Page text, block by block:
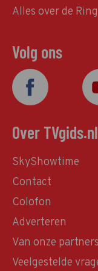
Alles over de Ring
Volg ons
Over TVgids.nl
SkyShowtime
Contact
Colofon
Adverteren
Van onze partners
Veelgestelde